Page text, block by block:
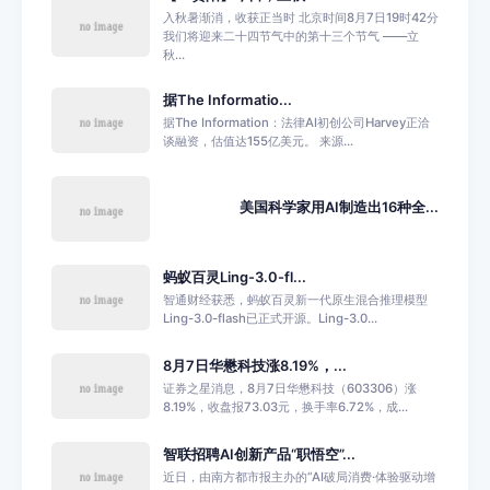
入秋暑渐消，收获正当时 北京时间8月7日19时42分
我们将迎来二十四节气中的第十三个节气 ——立
秋...
据The Informatio...
据The Information：法律AI初创公司Harvey正洽
谈融资，估值达155亿美元。 来源...
美国科学家用AI制造出16种全...
蚂蚁百灵Ling-3.0-fl...
智通财经获悉，蚂蚁百灵新一代原生混合推理模型
Ling-3.0-flash已正式开源。Ling-3.0...
8月7日华懋科技涨8.19%，...
证券之星消息，8月7日华懋科技（603306）涨
8.19%，收盘报73.03元，换手率6.72%，成...
智联招聘AI创新产品“职悟空”...
近日，由南方都市报主办的“AI破局消费·体验驱动增